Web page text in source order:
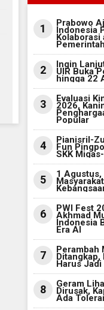
1 Prabowo
Indonesia
Kolaborasi
2 Ingin
UIR Buka
hingga 22
3 Evaluasi
2026,
Popular
4 Pianisril-
Fun
SKK
5 1 Agustus,
6 PWI Fest
Akhmad
Indonesia
Era AI
7 Perambah
Ditangkap,
Harus
8 Geram
Dirusak,
Ada